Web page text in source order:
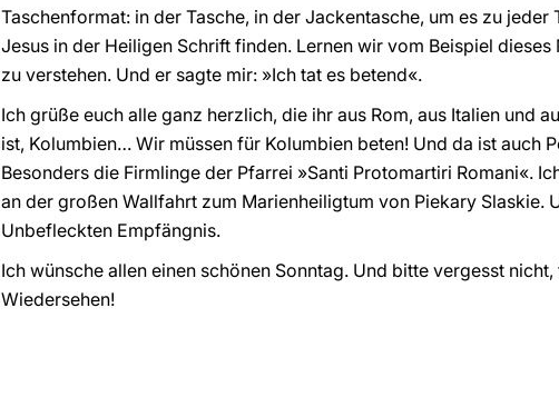
Taschenformat: in der Tasche, in der Jackentasche, um es zu
Jesus in der Heiligen Schrift finden. Lernen wir vom Beispiel
zu verstehen. Und er sagte mir: »Ich tat es betend«.
Ich grüße euch alle ganz herzlich, die ihr aus Rom, aus Italien und
ist, Kolumbien… Wir müssen für Kolumbien beten! Und da ist auch
Besonders die Firmlinge der Pfarrei »Santi Protomartiri Romani«.
an der großen Wallfahrt zum Marienheiligtum von Piekary Slaskie.
Unbefleckten Empfängnis.
Ich wünsche allen einen schönen Sonntag. Und bitte vergesst
Wiedersehen!